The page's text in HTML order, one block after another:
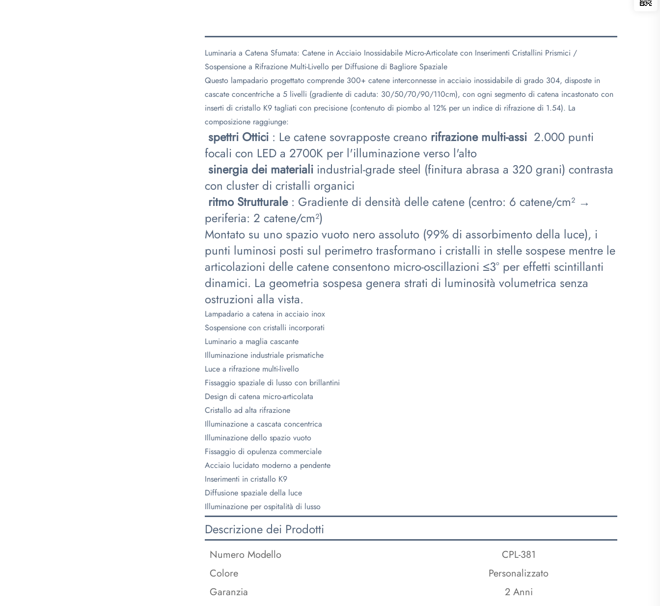
Luminaria a Catena Sfumata: Catene in Acciaio Inossidabile Micro-Articolate con Inserimenti Cristallini Prismici /
Sospensione a Rifrazione Multi-Livello per Diffusione di Bagliore Spaziale
Questo lampadario progettato comprende 300+ catene interconnesse in acciaio inossidabile di grado 304, disposte in
cascate concentriche a 5 livelli (gradiente di caduta: 30/50/70/90/110cm), con ogni segmento di catena incastonato con
inserti di cristallo K9 tagliati con precisione (contenuto di piombo al 12% per un indice di rifrazione di 1.54). La
composizione raggiunge:
spettri Ottici : Le catene sovrapposte creano rifrazione multi-assi ​ 2.000 punti
focali con LED a 2700K per l'illuminazione verso l'alto
sinergia dei materiali industrial-grade steel (finitura abrasa a 320 grani) contrasta
con cluster di cristalli organici
ritmo Strutturale : Gradiente di densità delle catene (centro: 6 catene/cm² →
periferia: 2 catene/cm²)
Montato su uno spazio vuoto nero assoluto (99% di assorbimento della luce), i
punti luminosi posti sul perimetro trasformano i cristalli in stelle sospese mentre le
articolazioni delle catene consentono micro-oscillazioni ≤3° per effetti scintillanti
dinamici. La geometria sospesa genera strati di luminosità volumetrica senza
ostruzioni alla vista.
Lampadario a catena in acciaio inox
Sospensione con cristalli incorporati
Luminario a maglia cascante
Illuminazione industriale prismatiche
Luce a rifrazione multi-livello
Fissaggio spaziale di lusso con brillantini
Design di catena micro-articolata
Cristallo ad alta rifrazione
Illuminazione a cascata concentrica
Illuminazione dello spazio vuoto
Fissaggio di opulenza commerciale
Acciaio lucidato moderno a pendente
Inserimenti in cristallo K9
Diffusione spaziale della luce
Illuminazione per ospitalità di lusso
Descrizione dei Prodotti
Numero Modello
CPL-381
Colore
Personalizzato
Garanzia
2 Anni